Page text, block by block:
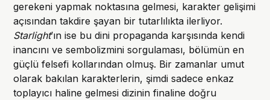
gerekeni yapmak noktasına gelmesi, karakter gelişimi
açısından takdire şayan bir tutarlılıkta ilerliyor.
Starlight’ın ise bu dini propaganda karşısında kendi
inancını ve sembolizmini sorgulaması, bölümün en
güçlü felsefi kollarından olmuş. Bir zamanlar umut
olarak bakılan karakterlerin, şimdi sadece enkaz
toplayıcı haline gelmesi dizinin finaline doğru